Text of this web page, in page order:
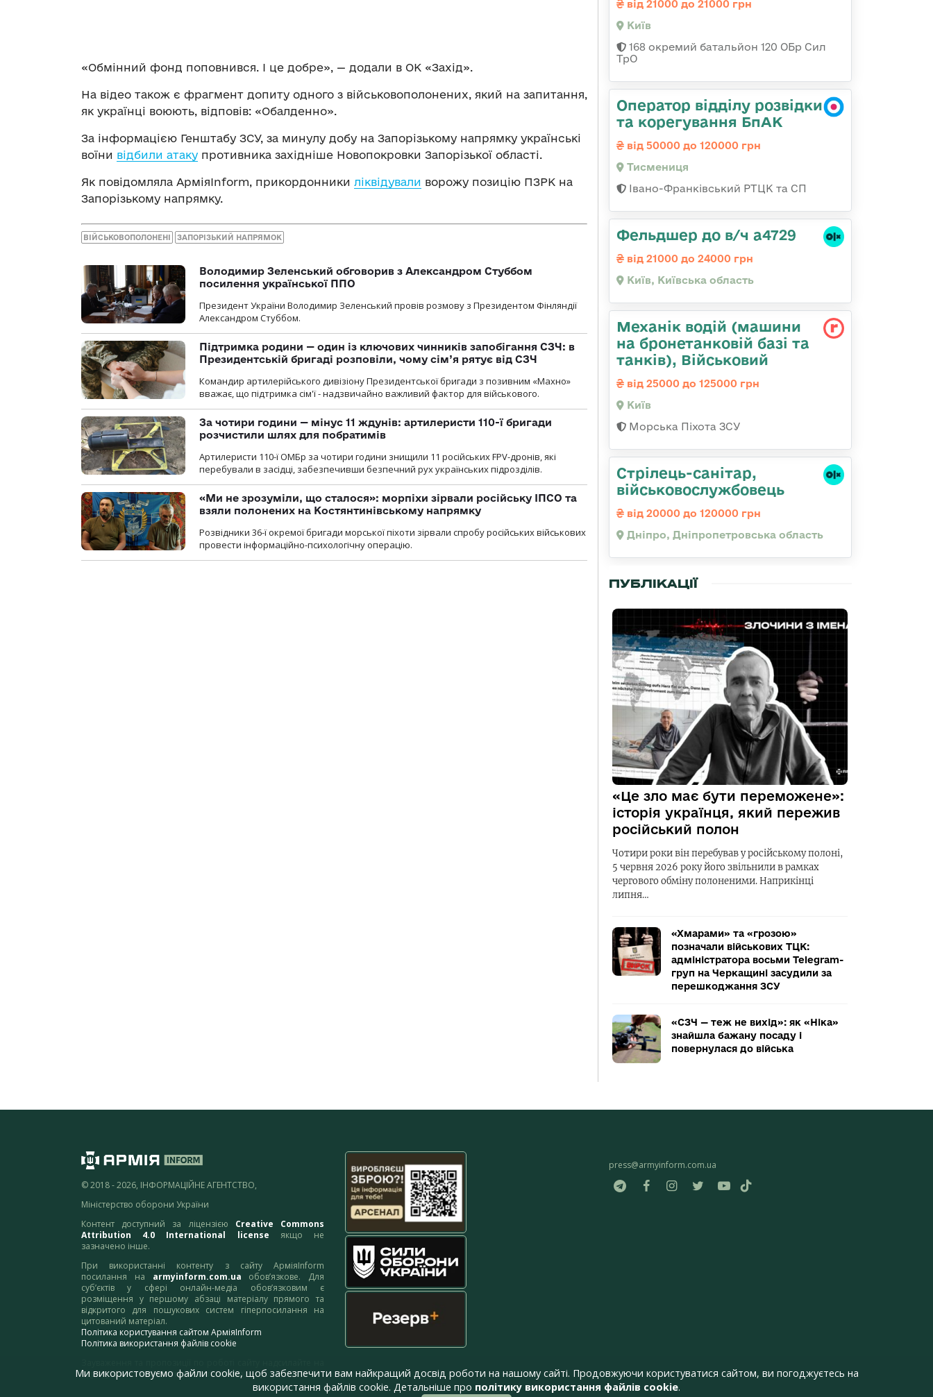
«Обмінний фонд поповнився. І це добре», — додали в ОК «Захід».
На відео також є фрагмент допиту одного з військовополонених, який на запитання,
як українці воюють, відповів: «Обалденно».
За інформацією Генштабу ЗСУ, за минулу добу на Запорізькому напрямку українські
воїни відбили атаку противника західніше Новопокровки Запорізької області.
Як повідомляла АрміяInform, прикордонники ліквідували ворожу позицію ПЗРК на
Запорізькому напрямку.
ВІЙСЬКОВОПОЛОНЕНІ ЗАПОРІЗЬКИЙ НАПРЯМОК
Володимир Зеленський обговорив з Александром Стуббом
посилення української ППО
Президент України Володимир Зеленський провів розмову з Президентом Фінляндії
Александром Стуббом.
Підтримка родини — один із ключових чинників запобігання СЗЧ: в
Президентській бригаді розповіли, чому сім’я рятує від СЗЧ
Командир артилерійського дивізіону Президентської бригади з позивним «Махно»
вважає, що підтримка сім'ї - надзвичайно важливий фактор для військового.
За чотири години — мінус 11 ждунів: артилеристи 110-ї бригади
розчистили шлях для побратимів
Артилеристи 110-ї ОМБр за чотири години знищили 11 російських FPV-дронів, які
перебували в засідці, забезпечивши безпечний рух українських підрозділів.
«Ми не зрозуміли, що сталося»: морпіхи зірвали російську ІПСО та
взяли полонених на Костянтинівському напрямку
Розвідники 36-ї окремої бригади морської піхоти зірвали спробу російських військових
провести інформаційно-психологічну операцію.
від 21000 до 21000 грн
Київ
168 окремий батальйон 120 ОБр Cил
ТрО
Оператор відділу розвідки
та корегування БпАК
від 50000 до 120000 грн
Тисмениця
Івано-Франківський РТЦК та СП
Фельдшер до в/ч а4729
від 21000 до 24000 грн
Київ, Київська область
Механік водій (машини
на бронетанковій базі та
танків), Військовий
від 25000 до 125000 грн
Київ
Морська Піхота ЗСУ
Стрілець-санітар,
військовослужбовець
від 20000 до 120000 грн
Дніпро, Дніпропетровська область
ПУБЛІКАЦІЇ
«Це зло має бути переможене»:
історія українця, який пережив
російський полон
Чотири роки він перебував у російському полоні,
5 червня 2026 року його звільнили в рамках
чергового обміну полоненими. Наприкінці
липня…
«Хмарами» та «грозою»
позначали військових ТЦК:
адміністратора восьми Telegram-
груп на Черкащині засудили за
перешкоджання ЗСУ
«СЗЧ — теж не вихід»: як «Ніка»
знайшла бажану посаду і
повернулася до війська
© 2018 - 2026, ІНФОРМАЦІЙНЕ АГЕНТСТВО,
Міністерство оборони України
Контент доступний за ліцензією Creative Commons
Attribution 4.0 International license якщо не
зазначено інше.
При використанні контенту з сайту АрміяInform
посилання на armyinform.com.ua обов’язкове. Для
суб’єктів у сфері онлайн-медіа обов’язковим є
розміщення у першому абзаці матеріалу прямого та
відкритого для пошукових систем гіперпосилання на
цитований матеріал.
Політика користування сайтом АрміяInform
Політика використання файлів cookie
адресу:webmaster@armyinform.com.ua
press@armyinform.com.ua
Ми використовуємо файли cookie, щоб забезпечити вам найкращий досвід роботи на нашому сайті. Продовжуючи користуватися сайтом, ви погоджуєтесь на
використання файлів cookie. Детальніше про політику використання файлів cookie.